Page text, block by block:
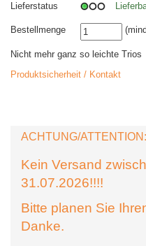
Lieferstatus
Bestellmenge
Nicht mehr ganz so leichte Trios
Produktsicherheit / Kontakt
ACHTUNG/ATTENTION:
Kein Versand
31.07.2026!!!!
Bitte planen Sie
Danke.